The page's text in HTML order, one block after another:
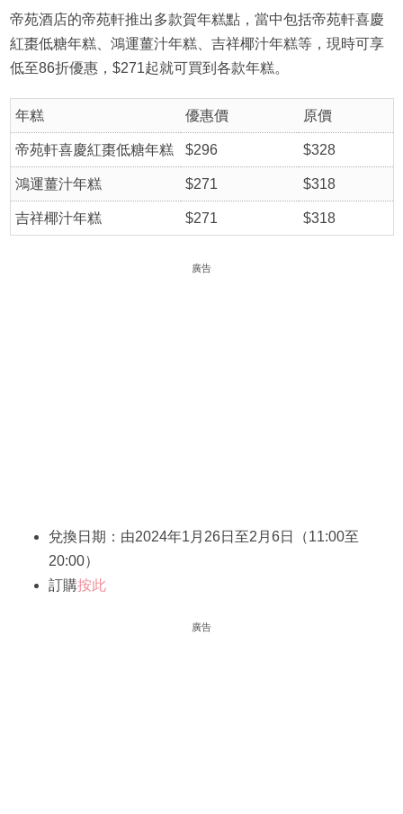
帝苑酒店的帝苑軒推出多款賀年糕點，當中包括帝苑軒喜慶
紅棗低糖年糕、鴻運薑汁年糕、吉祥椰汁年糕等，現時可享
低至86折優惠，$271起就可買到各款年糕。
年糕 優惠價 原價
帝苑軒喜慶紅棗低糖年糕 $296 $328
鴻運薑汁年糕 $271 $318
吉祥椰汁年糕 $271 $318
廣告
兌換日期：由2024年1月26日至2月6日（11:00至
20:00）
訂購按此
廣告